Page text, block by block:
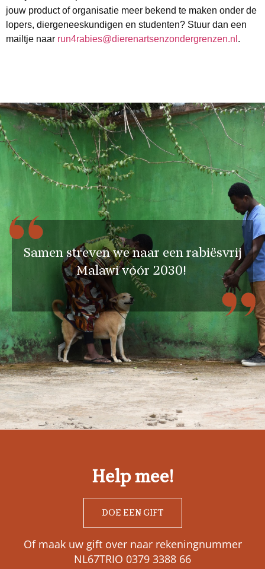
jouw product of organisatie meer bekend te maken onder de
lopers, diergeneeskundigen en studenten? Stuur dan een
mailtje naar run4rabies@dierenartsenzondergrenzen.nl .
Samen streven we naar een rabiësvrij
Malawi vóór 2030!
Help mee!
DOE EEN GIFT
Of maak uw gift over naar rekeningnummer
NL67TRIO 0379 3388 66